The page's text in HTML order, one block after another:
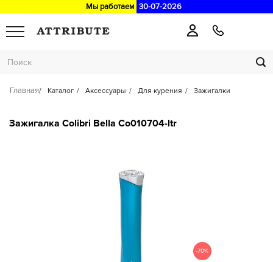
Мы работаем 30-07-2026
Главная Каталог Аксессуары Для курения Зажигалки
Зажигалка Colibri Bella Co010704-ltr
-70%